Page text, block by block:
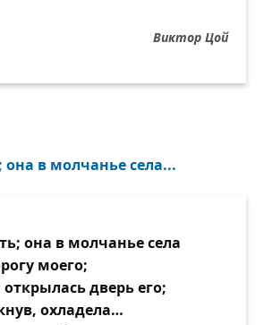
вповалку
только слово,
того, чтобы жить,
того, чтобы ждать.
Виктор Цой
в молчанье села...
она в молчанье села
моего;
дверь его;
охладела…